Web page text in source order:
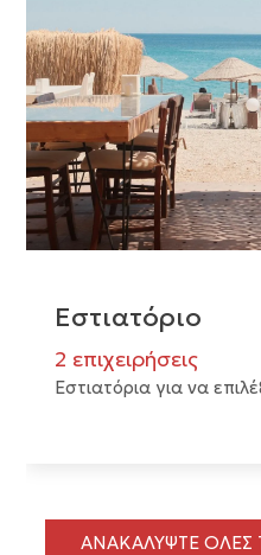
Εστιατόριο
2 επιχειρήσεις
Εστιατόρια για να
ΑΝΑΚΑΛΥΨΤΕ ΟΛΕΣ